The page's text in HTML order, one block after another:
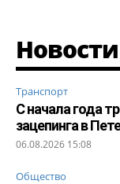
Транспорт
С начала года
зацепинга в
06.08.2026 15:08
Общество